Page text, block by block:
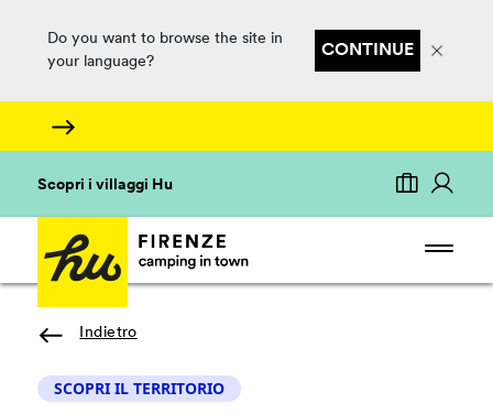
Do you want to browse the site in
your language?
CONTINUE
Scopri i villaggi Hu
Indietro
SCOPRI IL TERRITORIO